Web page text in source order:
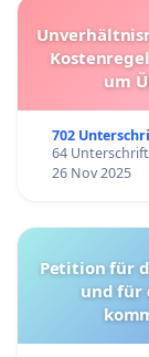
um
702
64
26 Nov 2025
Petition für die Abschaffung der Tötungsstationen
und für